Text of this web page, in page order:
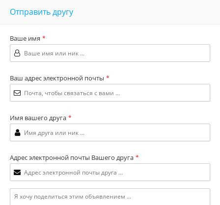
Отправить другу
Ваше имя *
Ваш адрес электронной почты *
Имя вашего друга *
Адрес электронной почты Вашего друга *